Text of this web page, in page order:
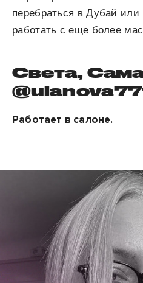
перебраться в Дубай
работать с еще более
Света,
Работает в салоне.